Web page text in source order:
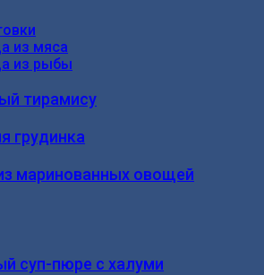
из мяса
из рыбы
тирамису
грудинка
маринованных овощей
суп-пюре с халуми